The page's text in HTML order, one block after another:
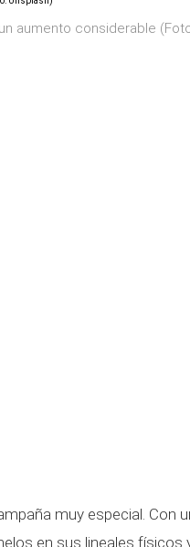
aumento considerable
muy especial. Con
en sus lineales físicos